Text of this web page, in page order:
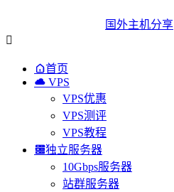
国外主机分享

首页
 VPS
VPS优惠
VPS测评
VPS教程
独立服务器
10Gbps服务器
站群服务器